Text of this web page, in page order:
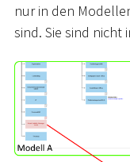
nur in den
sind. Sie sind